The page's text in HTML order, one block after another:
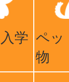
学 ペッ
物